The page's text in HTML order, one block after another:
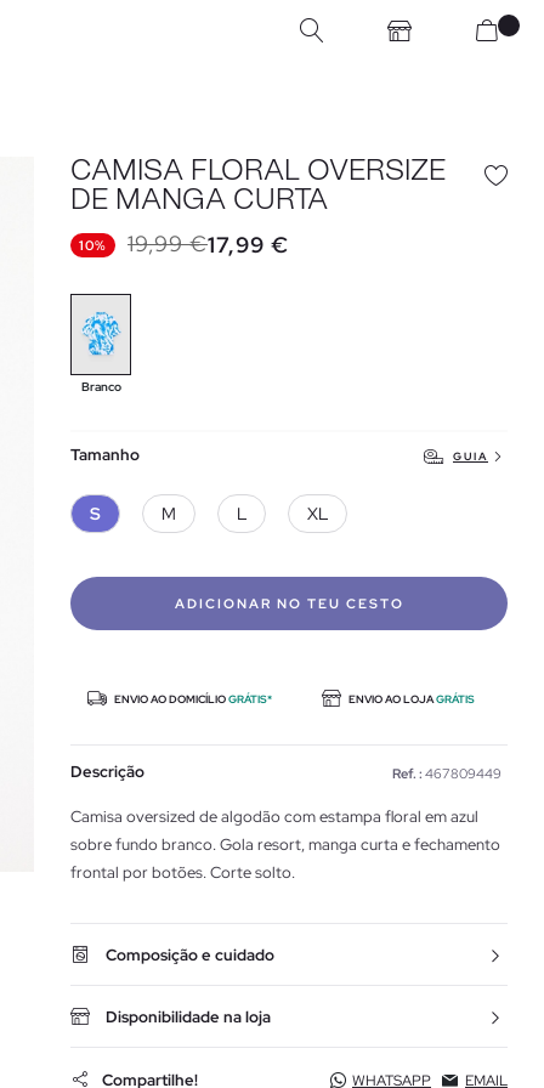
CAMISA FLORAL OVERSIZE
DE MANGA CURTA
10% 19,99 €17,99 €
Branco
Tamanho GUIA
S M L XL
ADICIONAR NO TEU CESTO
ENVIO AO DOMICÍLIOGRÁTIS* ENVIO AO LOJAGRÁTIS
Descrição Ref. : 467809449
Camisa oversized de algodão com estampa floral em azul
sobre fundo branco. Gola resort, manga curta e fechamento
frontal por botões. Corte solto.
Composição e cuidado
Disponibilidade na loja
Compartilhe! WHATSAPP EMAIL